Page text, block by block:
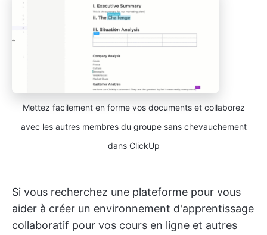
Mettez facilement en forme vos documents et collaborez
avec les autres membres du groupe sans chevauchement
dans ClickUp
Si vous recherchez une plateforme pour vous
aider à créer un environnement d'apprentissage
collaboratif pour vos cours en ligne et autres